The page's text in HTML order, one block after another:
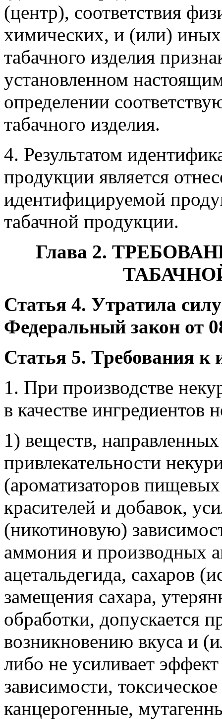
(центр), соответствия
химических, и (или) иных
табачного изделия
установленном
определении
табачного изделия.
4. Результатом
продукции является
идентифицируемой
табачной продукции.
Глава 2.
Статья 4. Утратила
Федеральный закон от
Статья 5. Требования к
1. При производстве
в качестве ингредиентов
1) веществ,
привлекательности
(ароматизаторов
красителей и добавок,
(никотиновую)
аммония и производных
ацетальдегида, сахаров
замещения сахара,
обработки, допускается
возникновению вкуса и
либо не усиливает
зависимости,
канцерогенные,